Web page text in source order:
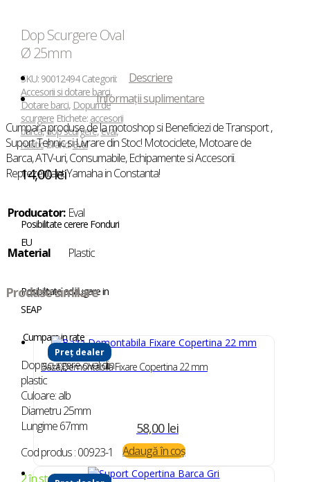
Dop Scurgere Oval
Ø 25mm
SKU: 90012494 Categorii:
Accesorii si dotare barci,
Dotare barci, Dopuri de
scurgere Etichete: accesorii
barca,dop scurgere,eval,
nauticBrand:Eval
14,00lei
Posibilitate cerere Fonduri
EU
Posibilitate adaugare in
SEAP
Cumpara in rate
Dop scurgere oval din
plastic
Culoare: alb
Diametru 25mm
Lungime 67mm
Cod produs : 00923-1
2 în stoc
Descriere
Informații suplimentare
Cumpara produse de la motoshop si Beneficiezi de Transport ,
Suport Tehnic si Livrare din Stoc! Motociclete, Motoare de
Barca, ATV-uri, Consumabile, Echipamente si Accesorii.
Reprezentant Yamaha in Constanta!
Producator: Eval
Material Plastic
Produse similare
Preț dealer
Baza Demontabila Fixare Copertina 22 mm
58,00 lei
Adaugă în coș